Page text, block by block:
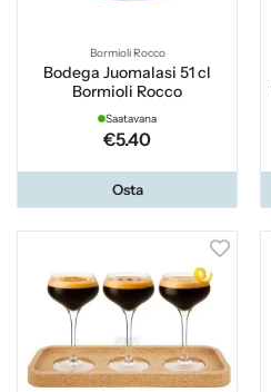
Bormioli Rocco
Bodega Juomalasi 51 cl
Bormioli Rocco
Saatavana
€5.40
Osta